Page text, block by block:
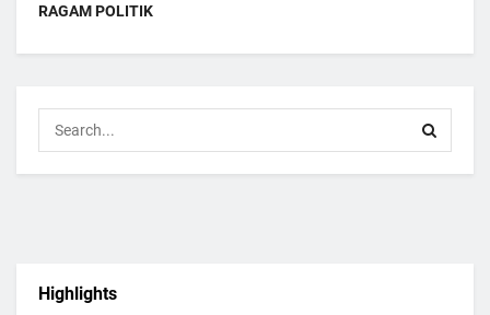
RAGAM POLITIK
Highlights